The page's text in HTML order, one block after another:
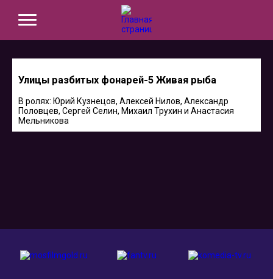
Улицы разбитых фонарей-5 Живая рыба
В ролях: Юрий Кузнецов, Алексей Нилов, Александр
Половцев, Сергей Селин, Михаил Трухин и Анастасия
Мельникова